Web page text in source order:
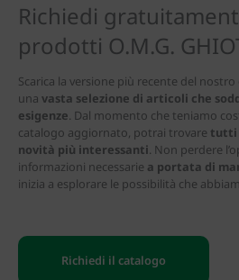
Richiedi
prodotti O.M.G.
Scarica la versione più recente del
una vasta selezione di articoli che
esigenze. Dal momento che teniamo
catalogo aggiornato, potrai trovare tutti
novità più interessanti. Non perdere
informazioni necessarie a portata di
inizia a esplorare le possibilità che
Richiedi il catalogo